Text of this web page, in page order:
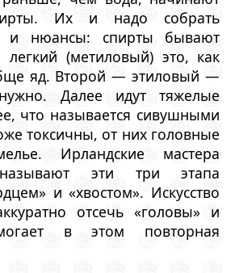
Их и надо собрать
и нюансы: спирты бывают
(метиловый) это, как
яд. Второй — этиловый —
Далее идут тяжелые
что называется сивушными
токсичны, от них головные
Ирландские мастера
называют эти три этапа
и «хвостом». Искусство
отсечь «головы» и
в этом повторная